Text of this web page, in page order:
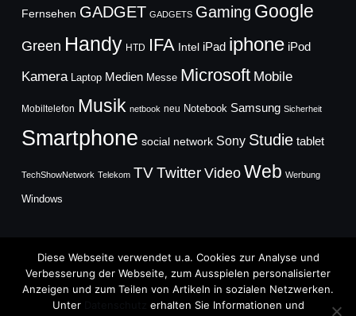
Fernsehen GADGET GADGETS Gaming Google
Green Handy HTD IFA Intel iPad iphone iPod
Kamera Laptop Medien Messe Microsoft Mobile
Mobiltelefon Musik netbook neu Notebook Samsung Sicherheit
Smartphone social network Sony Studie tablet
TechShowNetwork Telekom TVTwitter Video Web Werbung
Windows
Copyright © 2026
TechFieber Blog
Diese Webseite verwendet u.a. Cookies zur Analyse und
Verbesserung der Webseite, zum Ausspielen personalisierter
Anzeigen und zum Teilen von Artikeln in sozialen Netzwerken.
Unter
erhalten Sie Informationen und